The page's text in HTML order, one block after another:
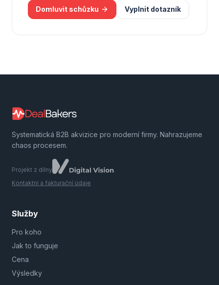
Domluvit schůzku Vyplnit dotazník
Systematická B2B akvizice pro moderní firmy. Nahrazujeme
chaos procesem.
Projekt z dílny
Kontaktní a fakturační údaje
Služby
Pro koho
Jak to funguje
Cena
Výsledky